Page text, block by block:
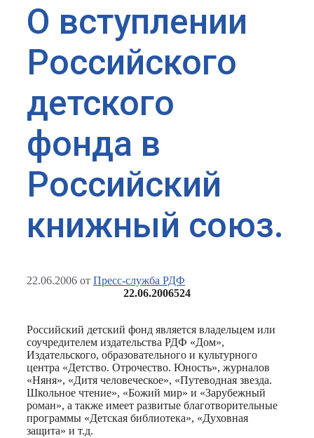
О вступлении
Российского
детского
фонда в
Российский
книжный союз.
22.06.2006 от Пресс-служба РДФ
22.06.2006524
Российский детский фонд является владельцем или
соучредителем издательства РДФ «Дом»,
Издательского, образовательного и культурного
центра «Детство. Отрочество. Юность», журналов
«Няня», «Дитя человеческое», «Путеводная звезда.
Школьное чтение», «Божий мир» и «Зарубежный
роман», а также имеет развитые благотворительные
программы «Детская библиотека», «Духовная
защита» и т.д.